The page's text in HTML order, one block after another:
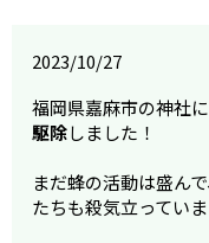
2023/10/27
福岡県嘉麻市の神社に
駆除しました！
まだ蜂の活動は盛ん
たちも殺気立っていま